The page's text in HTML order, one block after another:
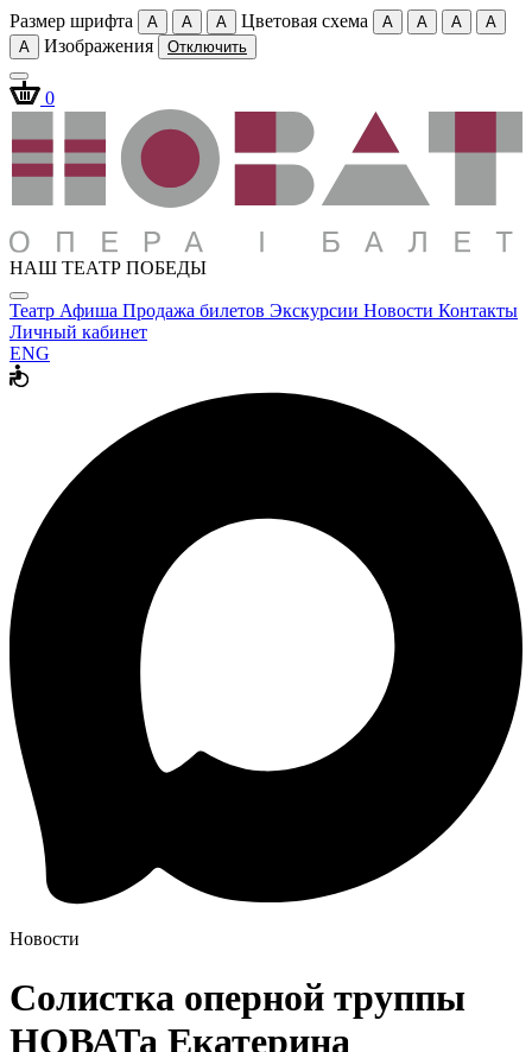
Размер шрифта A A A Цветовая схема A A A
A
A
Изображения Отключить
0
НАШ ТЕАТР ПОБЕДЫ
Театр Афиша Продажа билетов Экскурсии Новости Контакты
Личный кабинет
ENG
Новости
Солистка оперной труппы
НОВАТа Екатерина